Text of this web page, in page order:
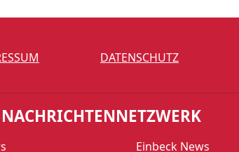
DATENSCHUTZ
Einbeck News